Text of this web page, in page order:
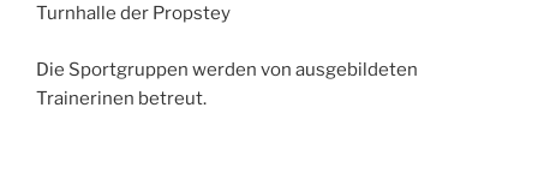
Turnhalle der Propstey
Die Sportgruppen werden von ausgebildeten
Trainerinen betreut.